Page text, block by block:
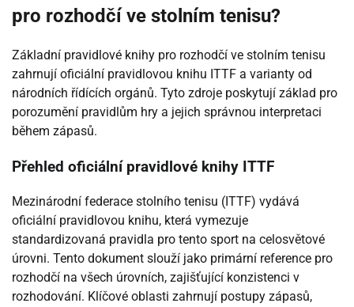
pro rozhodčí ve stolním tenisu?
Základní pravidlové knihy pro rozhodčí ve stolním tenisu
zahrnují oficiální pravidlovou knihu ITTF a varianty od
národních řídících orgánů. Tyto zdroje poskytují základ pro
porozumění pravidlům hry a jejich správnou interpretaci
během zápasů.
Přehled oficiální pravidlové knihy ITTF
Mezinárodní federace stolního tenisu (ITTF) vydává
oficiální pravidlovou knihu, která vymezuje
standardizovaná pravidla pro tento sport na celosvětové
úrovni. Tento dokument slouží jako primární reference pro
rozhodčí na všech úrovních, zajišťující konzistenci v
rozhodování. Klíčové oblasti zahrnují postupy zápasů,